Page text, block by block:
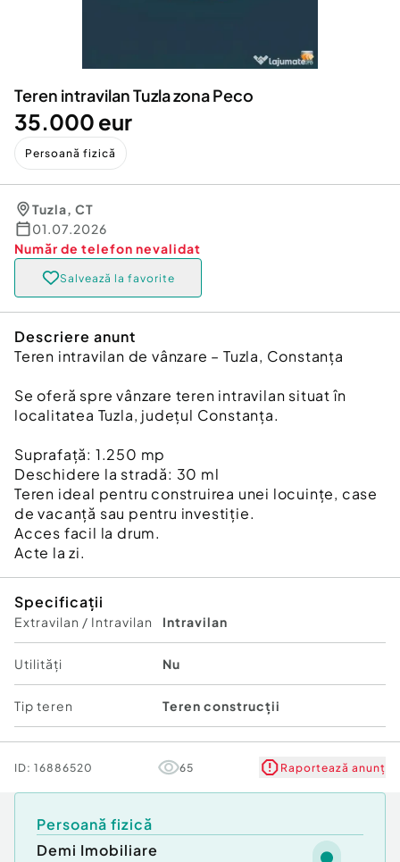
Afaceri și echipamente profesionale
Inchiriere Bunuri si Vehicule
Teren intravilan Tuzla zona Peco
35.000 eur
Persoană fizică
Tuzla, CT
01.07.2026
Număr de telefon nevalidat
Salvează la favorite
Descriere anunt
Teren intravilan de vânzare – Tuzla, Constanța
Se oferă spre vânzare teren intravilan situat în
localitatea Tuzla, județul Constanța.
Suprafață: 1.250 mp
Deschidere la stradă: 30 ml
Teren ideal pentru construirea unei locuințe, case
de vacanță sau pentru investiție.
Acces facil la drum.
Acte la zi.
Specificații
Extravilan / Intravilan Intravilan
Utilități Nu
Tip teren Teren construcții
ID: 16886520 65 Raportează anunț
Persoană fizică
Demi Imobiliare